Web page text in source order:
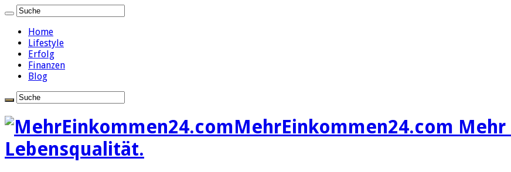
Home
Lifestyle
Erfolg
Finanzen
Blog
MehrEinkommen24.com
Lebensqualität.